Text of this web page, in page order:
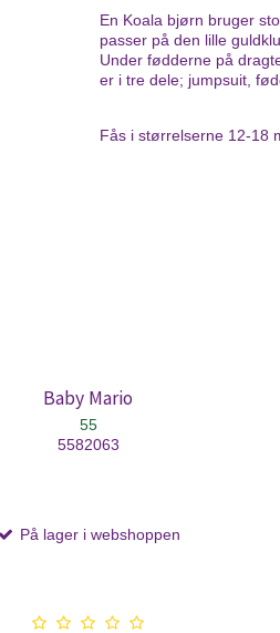
En Koala bjørn bruger
passer på den lille
Under fødderne på
er i tre dele; jumpsuit,
Fås i størrelserne 12-18
Baby Mario
55
5582063
På lager i webshoppen